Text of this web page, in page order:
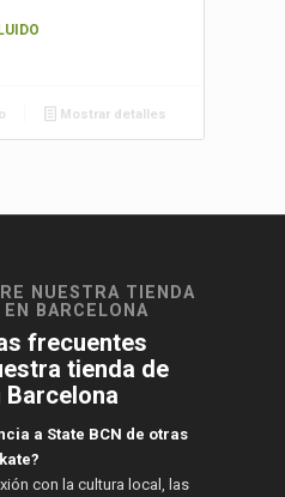
Mostrar detalles
NUESTRA TIENDA
EN BARCELONA
frecuentes
tienda de
Barcelona
a State BCN de otras
con la cultura local, las